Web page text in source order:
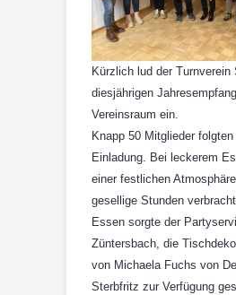
Kürzlich lud der Turnverein
diesjährigen
Vereinsraum ein.
Knapp 50 Mitglieder folgten
Einladung. Bei leckerem
einer festlichen
gesellige Stunden
Essen sorgte der
Züntersbach, die
von Michaela Fuchs von
Sterbfritz zur Verfügung